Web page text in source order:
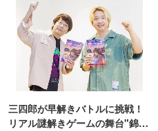
三四郎が早解きバトルに挑戦！
リアル謎解きゲームの舞台"錦糸